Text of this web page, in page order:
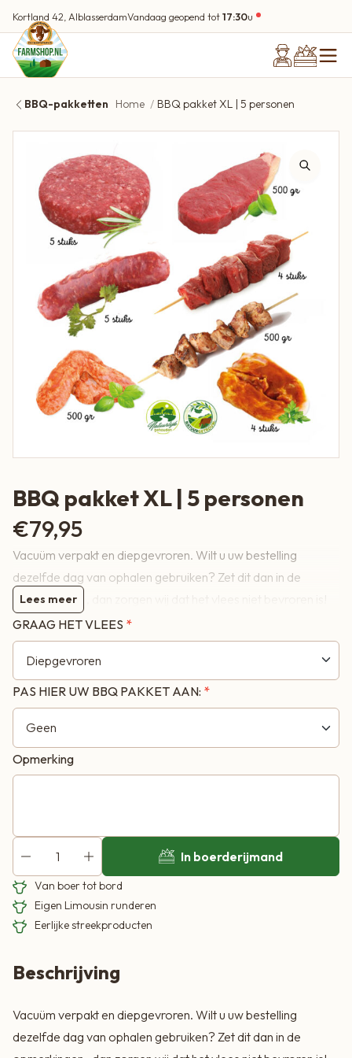
Kortland 42, AlblasserdamVandaag geopend tot17:30u
BBQ-pakketten Home BBQ pakket XL | 5 personen
BBQ pakket XL | 5 personen
€79,95
Vacuüm verpakt en diepgevroren. Wilt u uw bestelling
dezelfde dag van ophalen gebruiken? Zet dit dan in de
opmerkingen , dan zorgen wij dat het vlees niet bevroren is!
BBQ pakket XL | 5 personen, +/- 800 gram per persoon
5 x Limoburgers
5x Limoworst
1 x Entrecote ca. 500 gram
1x Kippenvleugels ca. 500 gram
Lees meer
GRAAG HET VLEES
PAS HIER UW BBQ PAKKET AAN:
Opmerking
In boerderijmand
Van boer tot bord
Eigen Limousin runderen
Eerlijke streekproducten
Beschrijving
Vacuüm verpakt en diepgevroren. Wilt u uw bestelling
dezelfde dag van ophalen gebruiken? Zet dit dan in de